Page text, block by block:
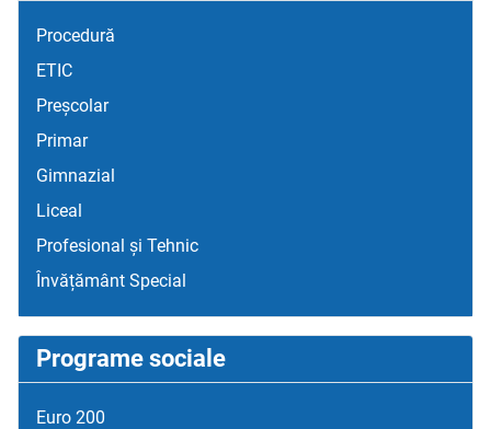
Procedură
ETIC
Preșcolar
Primar
Gimnazial
Liceal
Profesional și Tehnic
Învățământ Special
Programe sociale
Euro 200